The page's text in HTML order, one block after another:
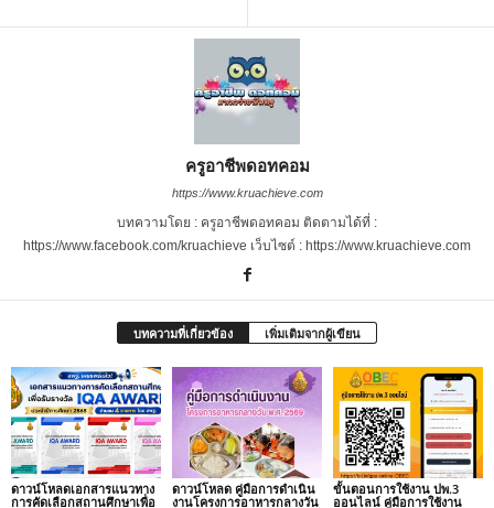
ครูอาชีพดอทคอม
https://www.kruachieve.com
บทความโดย : ครูอาชีพดอทคอม ติดตามได้ที่ :
https://www.facebook.com/kruachieve เว็บไซต์ : https://www.kruachieve.com
บทความที่เกี่ยวข้อง เพิ่มเติมจากผู้เขียน
ดาวน์โหลดเอกสารแนวทาง
การคัดเลือกสถานศึกษาเพื่อ
ดาวน์โหลด คู่มือการดำเนิน
งานโครงการอาหารกลางวัน
ขั้นตอนการใช้งาน ปพ.3
ออนไลน์ คู่มือการใช้งาน